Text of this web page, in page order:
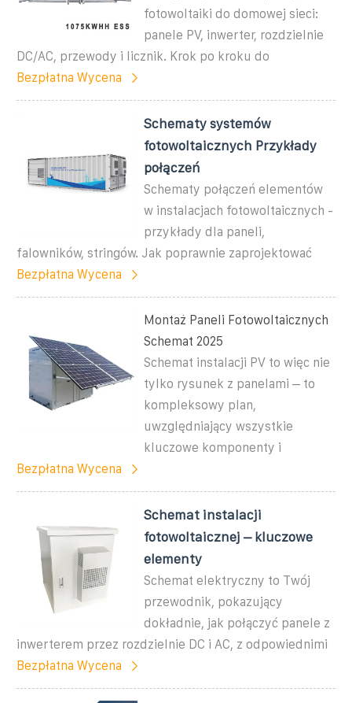
fotowoltaiki do domowej sieci:
panele PV, inwerter, rozdzielnie
DC/AC, przewody i licznik. Krok po kroku do
Bezpłatna Wycena
Schematy systemów
fotowoltaicznych Przykłady
połączeń
Schematy połączeń elementów
w instalacjach fotowoltaicznych -
przykłady dla paneli,
falowników, stringów. Jak poprawnie zaprojektować
Bezpłatna Wycena
Montaż Paneli Fotowoltaicznych
Schemat 2025
Schemat instalacji PV to więc nie
tylko rysunek z panelami – to
kompleksowy plan,
uwzględniający wszystkie
kluczowe komponenty i
Bezpłatna Wycena
Schemat instalacji
fotowoltaicznej – kluczowe
elementy
Schemat elektryczny to Twój
przewodnik, pokazujący
dokładnie, jak połączyć panele z
inwerterem przez rozdzielnie DC i AC, z odpowiednimi
Bezpłatna Wycena